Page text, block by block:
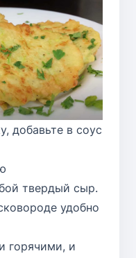
добавьте в соус
твердый сыр.
удобно
горячими, и